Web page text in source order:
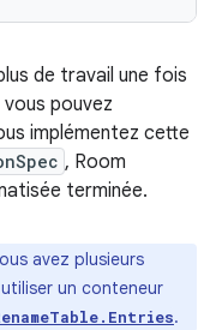
de travail une fois
pouvez
implémentez cette
, Room
terminée.
avez plusieurs
un conteneur
.